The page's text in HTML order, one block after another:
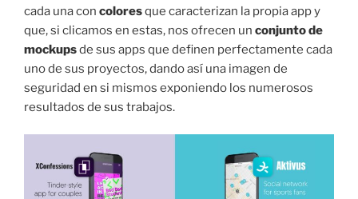
cada una con coloresque caracterizan la propia app y
que, si clicamos en estas, nos ofrecen un conjunto de
mockupsde sus apps que definen perfectamente cada
uno de sus proyectos, dando así una imagen de
seguridad en si mismos exponiendo los numerosos
resultados de sus trabajos.